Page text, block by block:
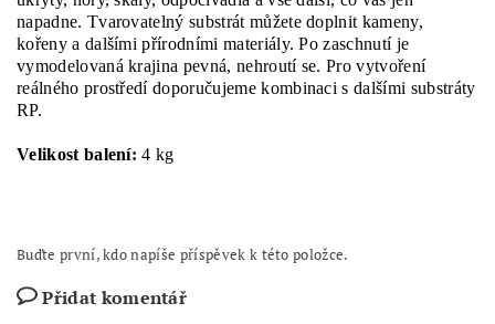
napadne. Tvarovatelný substrát můžete doplnit kameny,
kořeny a dalšími přírodními materiály. Po zaschnutí je
vymodelovaná krajina pevná, nehroutí se. Pro vytvoření
reálného prostředí doporučujeme kombinaci s dalšími substráty
RP.
Velikost balení:4 kg
Buďte první, kdo napíše příspěvek k této položce.
Přidat komentář